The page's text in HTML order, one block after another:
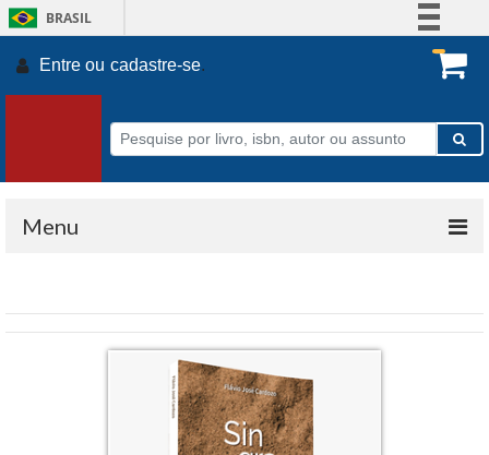
BRASIL
Participe
Acesso à informação
Legislação
Entre ou cadastre-se.
Menu